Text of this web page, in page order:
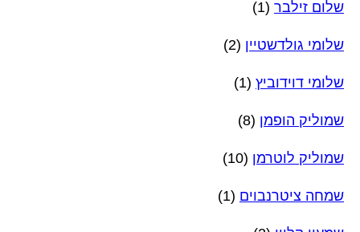
שלום זילבר (1)
שלומי גולדשטיין (2)
שלומי דוידוביץ (1)
שמוליק הופמן (8)
שמוליק לוטרמן (10)
שמחה ציטרנבוים (1)